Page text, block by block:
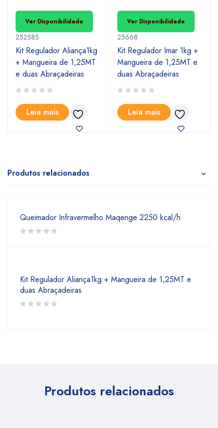
Ver Disponibilidade
252585
Kit Regulador Aliança1kg
+ Mangueira de 1,25MT
e duas Abraçadeiras
Leia mais
Ver Disponibilidade
25668
Kit Regulador Imar 1kg +
Mangueira de 1,25MT e
duas Abraçadeiras
Leia mais
Produtos relacionados
Queimador Infravermelho Maqenge 2250 kcal/h
Kit Regulador Aliança1kg + Mangueira de 1,25MT e
duas Abraçadeiras
Produtos relacionados